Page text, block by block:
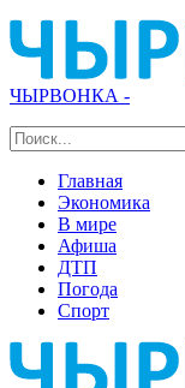
ЧЫРВОНКА -
Главная
Экономика
В мире
Афиша
ДТП
Погода
Спорт